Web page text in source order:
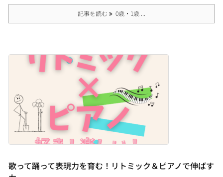
記事を読む 0歳・1歳 ...
歌って踊って表現力を育む！リトミック＆ピアノで伸ばす